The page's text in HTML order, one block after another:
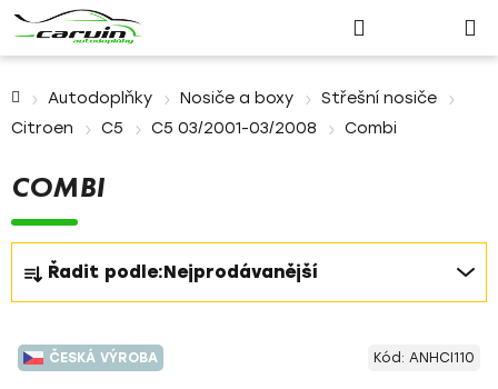
Přihlášení
košík
Autodoplňky Nosiče a boxy
Střešní nosiče
Citroen
C5 C5 03/2001-03/2008 Combi
COMBI
Ř
a
z
e
n
Řadit podle:Nejprodávanější
V
ý
ČESKÁ VÝROBA Kód: ANHCI110